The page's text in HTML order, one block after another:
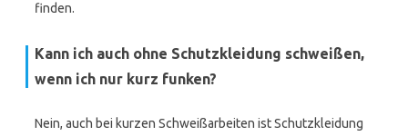
finden.
Kann ich auch ohne Schutzkleidung schweißen,
wenn ich nur kurz funken?
Nein, auch bei kurzen Schweißarbeiten ist Schutzkleidung